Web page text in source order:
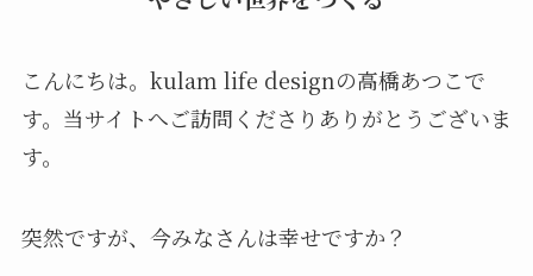
こんにちは。kulam life designの高橋あつこで
す。当サイトへご訪問くださりありがとうございま
す。
突然ですが、今みなさんは幸せですか？